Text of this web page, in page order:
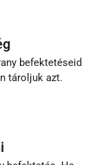
befektetéseid
tároljuk azt.